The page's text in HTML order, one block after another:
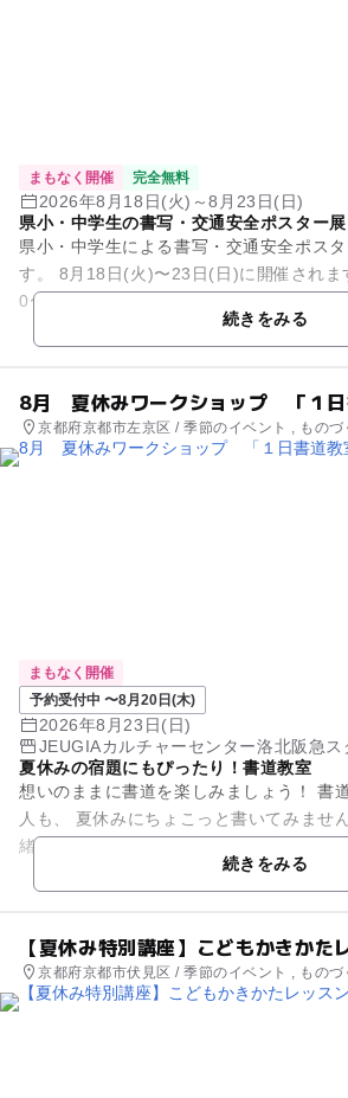
まもなく開催 完全無料
2026年8月18日(火)～8月23日(日)
県小・中学生の書写・交通安全ポスター展
県小・中学生による書写・交通安全ポス
す。 8月18日(火)〜23日(日)に開催されま
0〜17:15です。 18日は12:00から、23日
続きをみる
8月 夏休みワークショップ 「１日
京都府京都市左京区 / 季節のイベント , ものづ
まもなく開催
予約受付中 〜8月20日(木)
2026年8月23日(日)
JEUGIAカルチャーセンター洛北阪急ス
夏休みの宿題にもぴったり！書道教室
想いのままに書道を楽しみましょう！ 書道が好きな人も苦手な
人も、 夏休みにちょこっと書いてみませんか。 ご家族
緒に受講いただける1日書道教室です。
続きをみる
【夏休み特別講座】こどもかきかた
京都府京都市伏見区 / 季節のイベント , ものづ